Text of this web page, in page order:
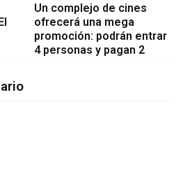
Un complejo de cines
ofrecerá una mega
promoción: podrán entrar
4 personas y pagan 2